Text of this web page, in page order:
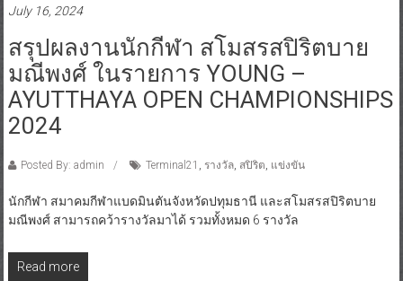
July 16, 2024
สรุปผลงานนักกีฬา สโมสรสปิริตบาย
มณีพงศ์ ในรายการ YOUNG –
AYUTTHAYA OPEN CHAMPIONSHIPS
2024
Posted By: admin Terminal21 รางวัล, สปิริต แข่งขัน
นักกีฬา สมาคมกีฬาแบดมินตันจังหวัดปทุมธานี และสโมสรสปิริตบาย
มณีพงศ์ สามารถคว้ารางวัลมาได้ รวมทั้งหมด 6 รางวัล
Read more